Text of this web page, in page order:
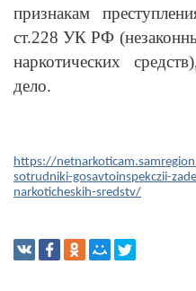
признакам
ст.228 УК РФ
наркотических
дело.
https://
sotrudniki-gosavtoinspekczii-
narkoticheskih-sredstv/